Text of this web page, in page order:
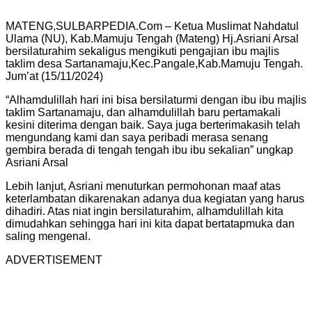
MATENG,SULBARPEDIA.Com – Ketua Muslimat Nahdatul
Ulama (NU), Kab.Mamuju Tengah (Mateng) Hj.Asriani Arsal
bersilaturahim sekaligus mengikuti pengajian ibu majlis
taklim desa Sartanamaju,Kec.Pangale,Kab.Mamuju Tengah.
Jum’at (15/11/2024)
“Alhamdulillah hari ini bisa bersilaturmi dengan ibu ibu majlis
taklim Sartanamaju, dan alhamdulillah baru pertamakali
kesini diterima dengan baik. Saya juga berterimakasih telah
mengundang kami dan saya peribadi merasa senang
gembira berada di tengah tengah ibu ibu sekalian” ungkap
Asriani Arsal
Lebih lanjut, Asriani menuturkan permohonan maaf atas
keterlambatan dikarenakan adanya dua kegiatan yang harus
dihadiri. Atas niat ingin bersilaturahim, alhamdulillah kita
dimudahkan sehingga hari ini kita dapat bertatapmuka dan
saling mengenal.
ADVERTISEMENT